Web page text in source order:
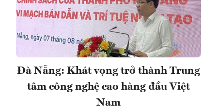
Đà Nẵng: Khát vọng trở thành Trung
tâm công nghệ cao hàng đầu Việt
Nam